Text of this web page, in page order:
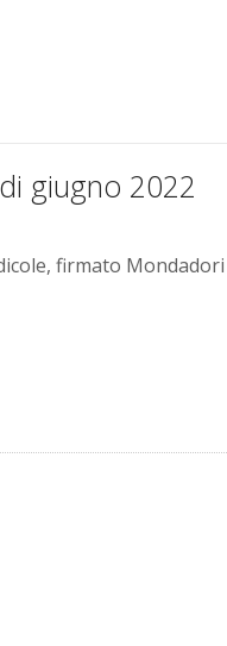
giugno 2022
firmato Mondadori